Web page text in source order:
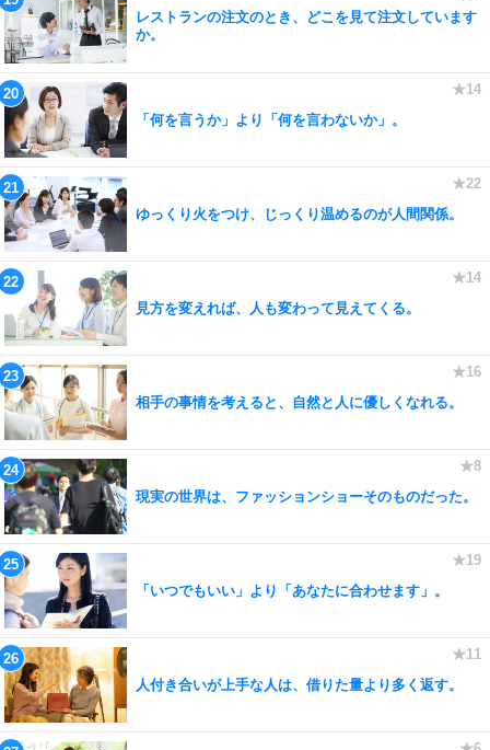
レストランの注文のとき、どこを見て注文しています
か。
「何を言うか」より「何を言わないか」。
ゆっくり火をつけ、じっくり温めるのが人間関係。
見方を変えれば、人も変わって見えてくる。
相手の事情を考えると、自然と人に優しくなれる。
現実の世界は、ファッションショーそのものだった。
「いつでもいい」より「あなたに合わせます」。
人付き合いが上手な人は、借りた量より多く返す。